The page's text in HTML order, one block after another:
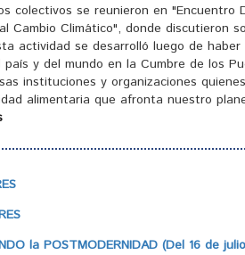
colectivos se reunieron en "Encuentro
Cambio Climático", donde discutieron
actividad se desarrolló luego de
y del mundo en la Cumbre de los
instituciones y organizaciones
alimentaria que afronta nuestro
la POSTMODERNIDAD (Del 16 de